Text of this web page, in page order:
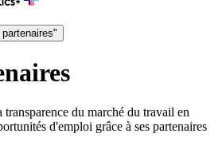
du marché du travail en
d'emploi grâce à ses partenaires